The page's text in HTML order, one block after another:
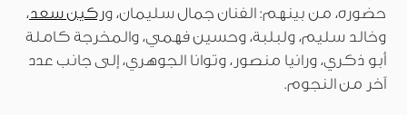
حضوره، من بينهم: الفنان جمال سليمان، وركين سعد،
وخالد سليم، ولبلبة، وحسين فهمي، والمخرجة كاملة
أبو ذكري، ورانيا منصور، وتوانا الجوهري، إلى جانب عدد
آخر من النجوم.